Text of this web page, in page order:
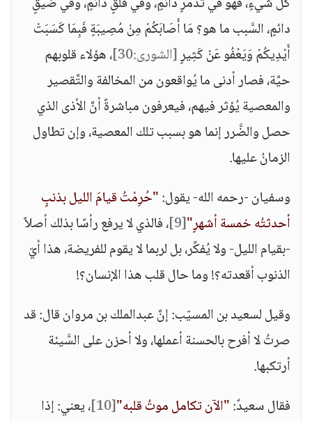
دائمٍ، السَّبب ما هو؟ مَا أَصَابَكُمْ مِنْ مُصِيبَةٍ فَبِمَا كَسَبَتْ
أَيْدِيكُمْ وَيَعْفُو عَنْ كَثِيرٍ[الشورى:30]
، هؤلاء قلوبهم
حيَّة، فصار أدنى ما يُواقعون من المخالفة والتَّقصير
والمعصية يُؤثر فيهم، فيعرفون مباشرةً أنَّ الأذى الذي
حصل والضَّرر إنما هو بسبب تلك المعصية، وإن تطاول
الزمانُ عليها.
وسفيان -رحمه الله- يقول:"حُرِمْتُ قيامَ الليل بذنبٍ
أحدثتُه خمسة أشهرٍ"[9] ، فالذي لا يرفع رأسًا بذلك أصلاً
-بقيام الليل- ولا يُفكِّر، بل لربما لا يقوم للفريضة، هذا أيّ
الذنوب أقعدته؟! وما حال قلب هذا الإنسان؟!
وقيل لسعيد بن المسيّب: إنَّ عبدالملك بن مروان قال: قد
صرتُ لا أفرح بالحسنة أعملها، ولا أحزن على السَّيئة
أرتكبها.
فقال سعيدٌ:"الآن تكامل موتُ قلبه"[10]
، يعني: إذا